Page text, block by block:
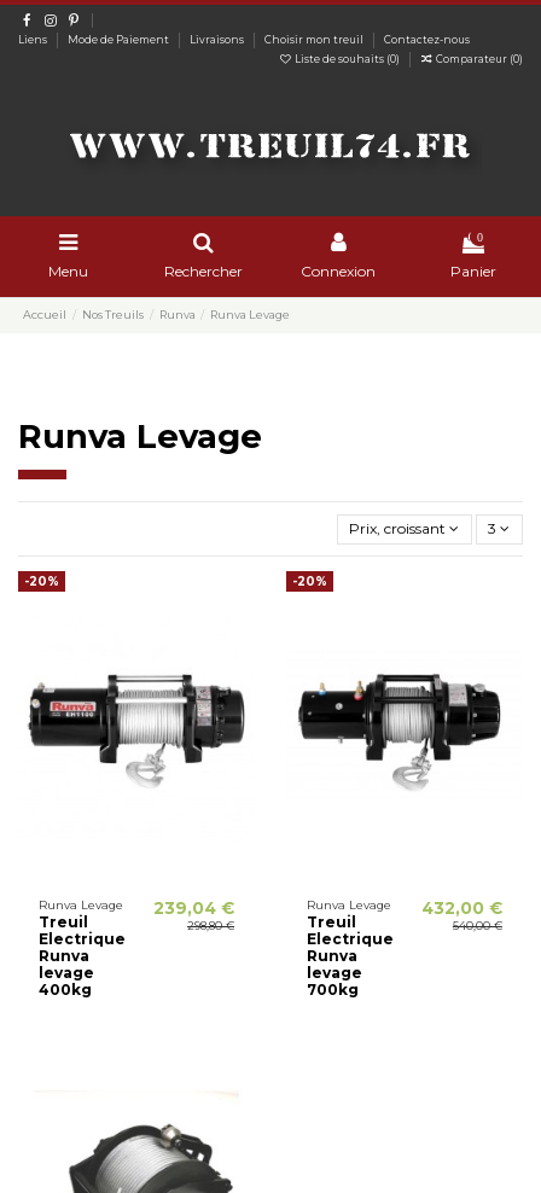
Liens Mode de Paiement Livraisons Choisir mon treuil
Contactez-nous
Liste de souhaits (0) Comparateur (0)
Menu Rechercher Connexion
0
Panier
Accueil Nos Treuils Runva Runva Levage
Runva Levage
Prix, croissant 3
-20%
Runva Levage
Treuil
Electrique
Runva
levage
400kg
239,04 €
298,80 €
-20%
Runva Levage
Treuil
Electrique
Runva
levage
700kg
432,00 €
540,00 €